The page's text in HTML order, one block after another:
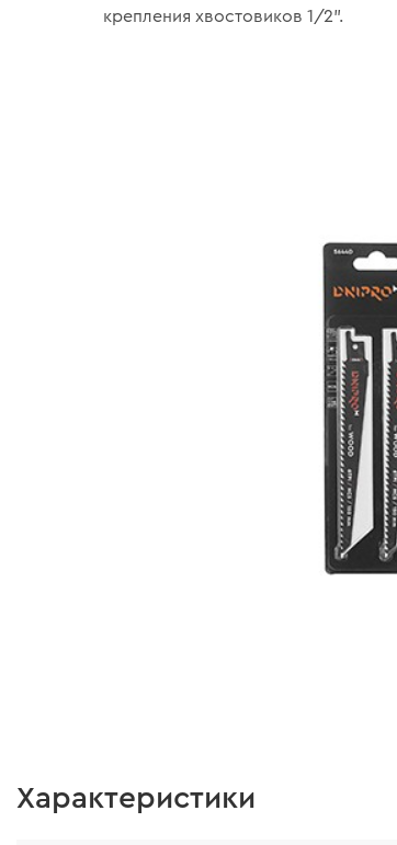
крепления хвостовиков 1/2".
Характеристики